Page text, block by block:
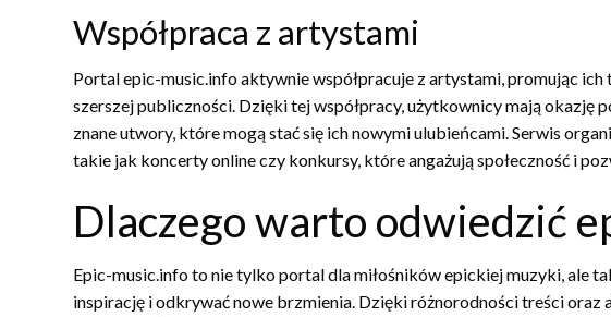
Współpraca z artystami
Portal epic-music.info aktywnie współpracuje z artystami, promując
szerszej publiczności. Dzięki tej współpracy, użytkownicy mają okazję
znane utwory, które mogą stać się ich nowymi ulubieńcami. Serwis
takie jak koncerty online czy konkursy, które angażują społeczność i
Dlaczego warto odwiedzić
Epic-music.info to nie tylko portal dla miłośników epickiej muzyki, ale
inspirację i odkrywać nowe brzmienia. Dzięki różnorodności treści oraz